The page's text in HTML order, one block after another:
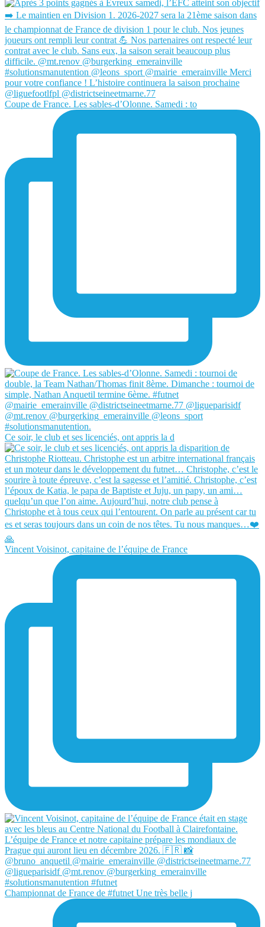
Coupe de France. Les sables-d’Olonne. Samedi : to
Ce soir, le club et ses licenciés, ont appris la d
Vincent Voisinot, capitaine de l’équipe de France
Championnat de France de #futnet Une très belle j